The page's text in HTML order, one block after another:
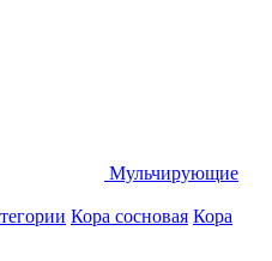
Мульчирующие
Кора сосновая Кора